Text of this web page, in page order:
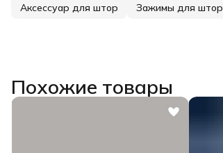
Аксессуар для штор Зажимы для штор
Похожие товары